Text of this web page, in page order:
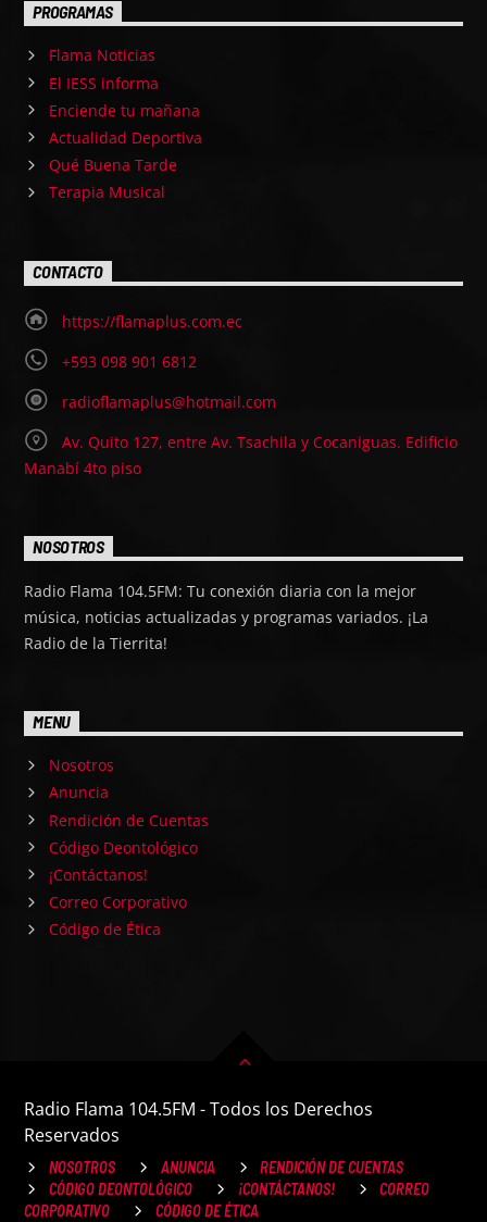
PROGRAMAS
Flama Noticias
El IESS informa
Enciende tu mañana
Actualidad Deportiva
Qué Buena Tarde
Terapia Musical
CONTACTO
https://flamaplus.com.ec
+593 098 901 6812
radioflamaplus@hotmail.com
Av. Quito 127, entre Av. Tsachila y Cocaniguas. Edificio
Manabí 4to piso
NOSOTROS
Radio Flama 104.5FM: Tu conexión diaria con la mejor
música, noticias actualizadas y programas variados. ¡La
Radio de la Tierrita!
MENU
Nosotros
Anuncia
Rendición de Cuentas
Código Deontológico
¡Contáctanos!
Correo Corporativo
Código de Ética
Radio Flama 104.5FM - Todos los Derechos
Reservados
NOSOTROS ANUNCIA
RENDICIÓN DE CUENTAS
CÓDIGO DEONTOLÓGICO
¡CONTÁCTANOS!
CORREO
CORPORATIVO
CÓDIGO DE ÉTICA